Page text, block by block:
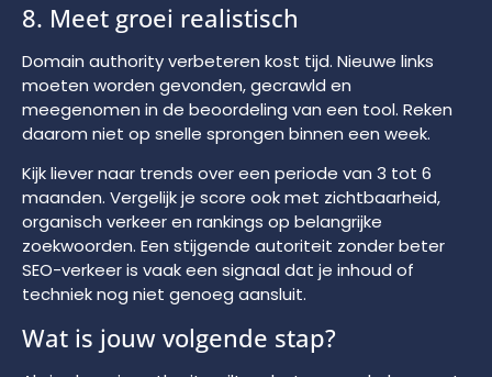
8. Meet groei realistisch
Domain authority verbeteren kost tijd. Nieuwe links
moeten worden gevonden, gecrawld en
meegenomen in de beoordeling van een tool. Reken
daarom niet op snelle sprongen binnen een week.
Kijk liever naar trends over een periode van 3 tot 6
maanden. Vergelijk je score ook met zichtbaarheid,
organisch verkeer en rankings op belangrijke
zoekwoorden. Een stijgende autoriteit zonder beter
SEO-verkeer is vaak een signaal dat je inhoud of
techniek nog niet genoeg aansluit.
Wat is jouw volgende stap?